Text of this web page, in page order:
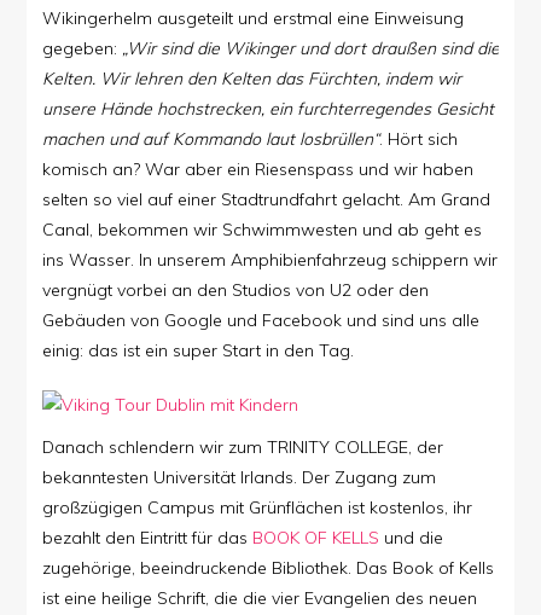
Wikingerhelm ausgeteilt und erstmal eine Einweisung
gegeben: „Wir sind die Wikinger und dort draußen sind die
Kelten. Wir lehren den Kelten das Fürchten, indem wir
unsere Hände hochstrecken, ein furchterregendes Gesicht
machen und auf Kommando laut losbrüllen“. Hört sich
komisch an? War aber ein Riesenspass und wir haben
selten so viel auf einer Stadtrundfahrt gelacht. Am Grand
Canal, bekommen wir Schwimmwesten und ab geht es
ins Wasser. In unserem Amphibienfahrzeug schippern wir
vergnügt vorbei an den Studios von U2 oder den
Gebäuden von Google und Facebook und sind uns alle
einig: das ist ein super Start in den Tag.
Danach schlendern wir zum TRINITY COLLEGE, der
bekanntesten Universität Irlands. Der Zugang zum
großzügigen Campus mit Grünflächen ist kostenlos, ihr
bezahlt den Eintritt für das BOOK OF KELLS und die
zugehörige, beeindruckende Bibliothek. Das Book of Kells
ist eine heilige Schrift, die die vier Evangelien des neuen